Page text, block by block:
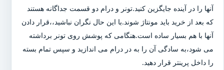
آنها را در آینده جایگزین کنید.تونر و درام دو قسمت جداگانه هستند
که بعد از خرید باید مونتاژ شوند.با این حال نگران نباشید،،قرار دادن
آنها با هم بسیار ساده است.هنگامی که پوشش روی تونر برداشته
می شود،به سادگی آن را به در درام می اندازید و سپس تمام بسته
را داخل پرینتر قرار دهید.